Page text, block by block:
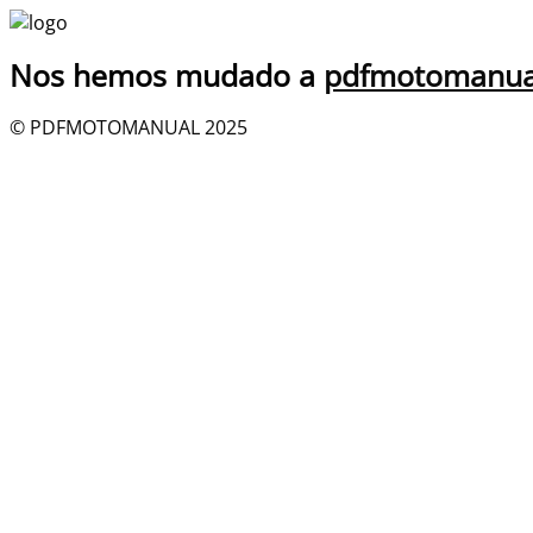
Nos hemos mudado a
© PDFMOTOMANUAL 2025